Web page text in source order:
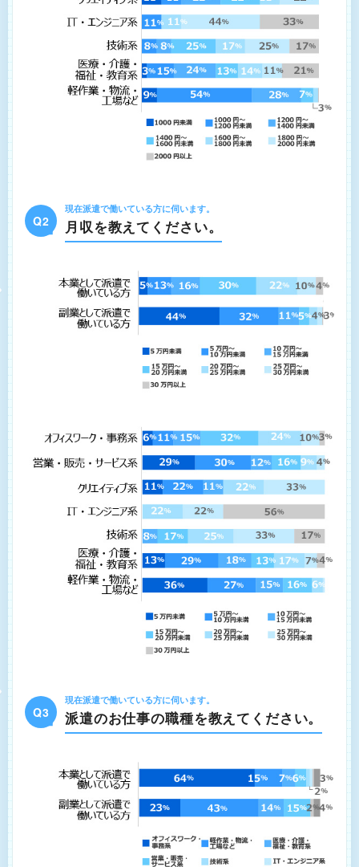
Q2
現在派遣で働いている方に伺います。
月収を教えてください。
Q3
現在派遣で働いている方に伺います。
派遣のお仕事の職種を教えてください。